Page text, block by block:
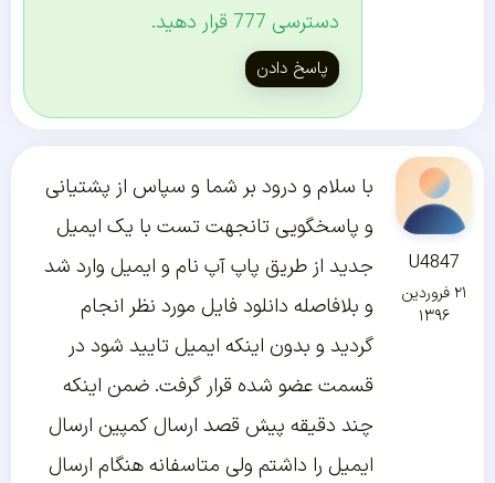
دسترسی 777 قرار دهید.
پاسخ دادن
U4847
۲۱ فروردین
۱۳۹۶
با سلام و درود بر شما و سپاس از پشتیانی
و پاسخگویی تانجهت تست با یک ایمیل
جدید از طریق پاپ آپ نام و ایمیل وارد شد
و بلافاصله دانلود فایل مورد نظر انجام
گردید و بدون اینکه ایمیل تایید شود در
قسمت عضو شده قرار گرفت. ضمن اینکه
چند دقیقه پیش قصد ارسال کمپین ارسال
ایمیل را داشتم ولی متاسفانه هنگام ارسال